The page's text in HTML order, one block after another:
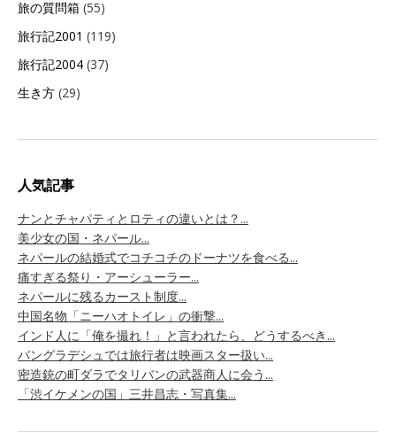
旅の質問箱 (55)
旅行記2001 (119)
旅行記2004 (37)
生き方 (29)
人気記事
ナンとチャパティとロティの違いとは？...
美少女の国・ネパール...
ネパールの結婚式でコチコチのドーナツを食べる...
痛すぎる祭り・アーシューラー...
ネパールに残るカースト制度...
中国名物「ニーハオトイレ」の衝撃...
インド人に「俺を撮れ！」と言われたら、どうするべき...
バングラデシュでは旅行者は映画スター扱い...
密造銃の町ダラでタリバンの武器商人に会う...
「渋イケメンの国」三井昌志・写真集...